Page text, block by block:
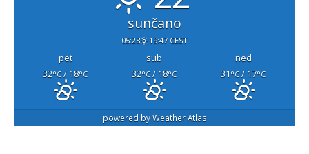
sunčano
05:28 19:47 CEST
pet sub
ned
32°C / 18°C 32°C / 18°C 31 °C / 17°C
powered byWeather Atlas